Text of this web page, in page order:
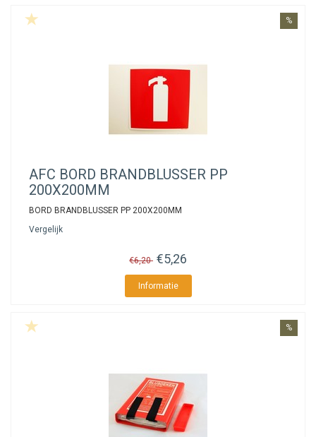
%
AFC BORD BRANDBLUSSER PP
200X200MM
BORD BRANDBLUSSER PP 200X200MM
Vergelijk
€6,20 €5,26
Informatie
%